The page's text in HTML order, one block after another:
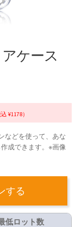
アケース
込 ¥1178）
などを使って、あな
成できます。※画像
する
低ロット数